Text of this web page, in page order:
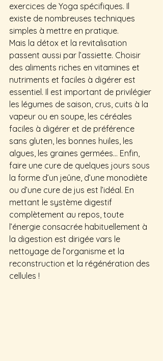
exercices de Yoga spécifiques. Il
existe de nombreuses techniques
simples à mettre en pratique.
Mais la détox et la revitalisation
passent aussi par l’assiette. Choisir
des aliments riches en vitamines et
nutriments et faciles à digérer est
essentiel. Il est important de privilégier
les légumes de saison, crus, cuits à la
vapeur ou en soupe, les céréales
faciles à digérer et de préférence
sans gluten, les bonnes huiles, les
algues, les graines germées… Enfin,
faire une cure de quelques jours sous
la forme d’un jeûne, d’une monodiète
ou d’une cure de jus est l’idéal. En
mettant le système digestif
complètement au repos, toute
l’énergie consacrée habituellement à
la digestion est dirigée vars le
nettoyage de l’organisme et la
reconstruction et la régénération des
cellules !